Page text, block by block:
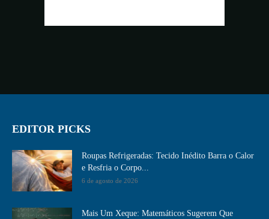
EDITOR PICKS
Roupas Refrigeradas: Tecido Inédito Barra o Calor
e Resfria o Corpo...
6 de agosto de 2026
Mais Um Xeque: Matemáticos Sugerem Que